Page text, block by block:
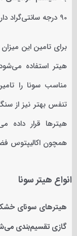
90 درجه سانتی‌گراد دارد که باعث تعرق می‌شود.
برای تامین این
هیتر استفاده
مناسب سونا را
تنفس بهتر نیز از
هیترها قرار
همچون اکالیپتوس
انواع هیتر سونا
هیترهای سونای
گازی تقسیم‌بندی